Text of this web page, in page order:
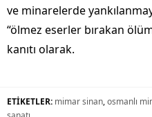
ve minarelerde
“ölmez eserler bırakan
kanıtı olarak.
ETİKETLER: mimar sinan,osmanlı